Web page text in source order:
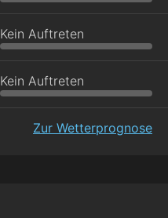
Kein Auftreten
Kein Auftreten
Zur Wetterprognose